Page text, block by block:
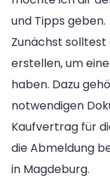
und Tipps geben.
Zunächst
erstellen, um
haben. Dazu
notwendigen
Kaufvertrag für
die Abmeldung
in Magdeburg.